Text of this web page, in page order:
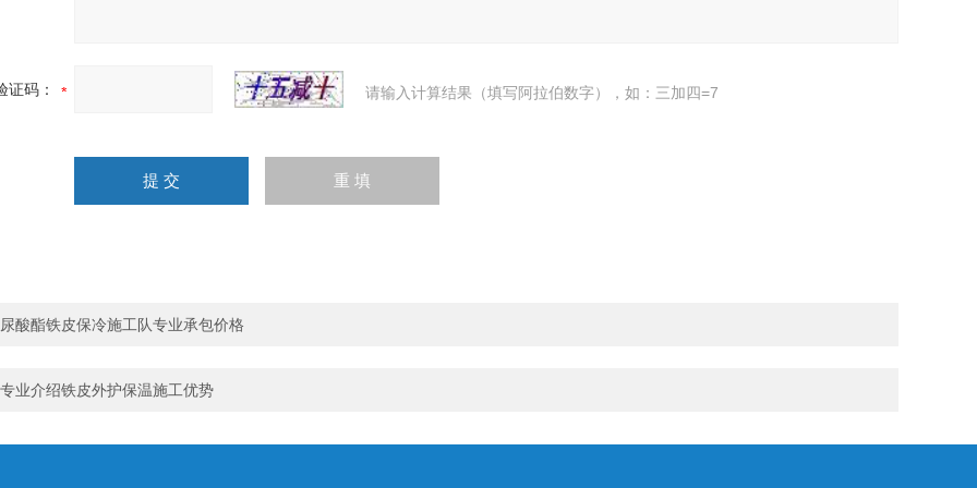
证码： 请输入计算结果（填写阿拉伯数字），如：三加四=7
尿酸酯铁皮保冷施工队专业承包价格
专业介绍铁皮外护保温施工优势